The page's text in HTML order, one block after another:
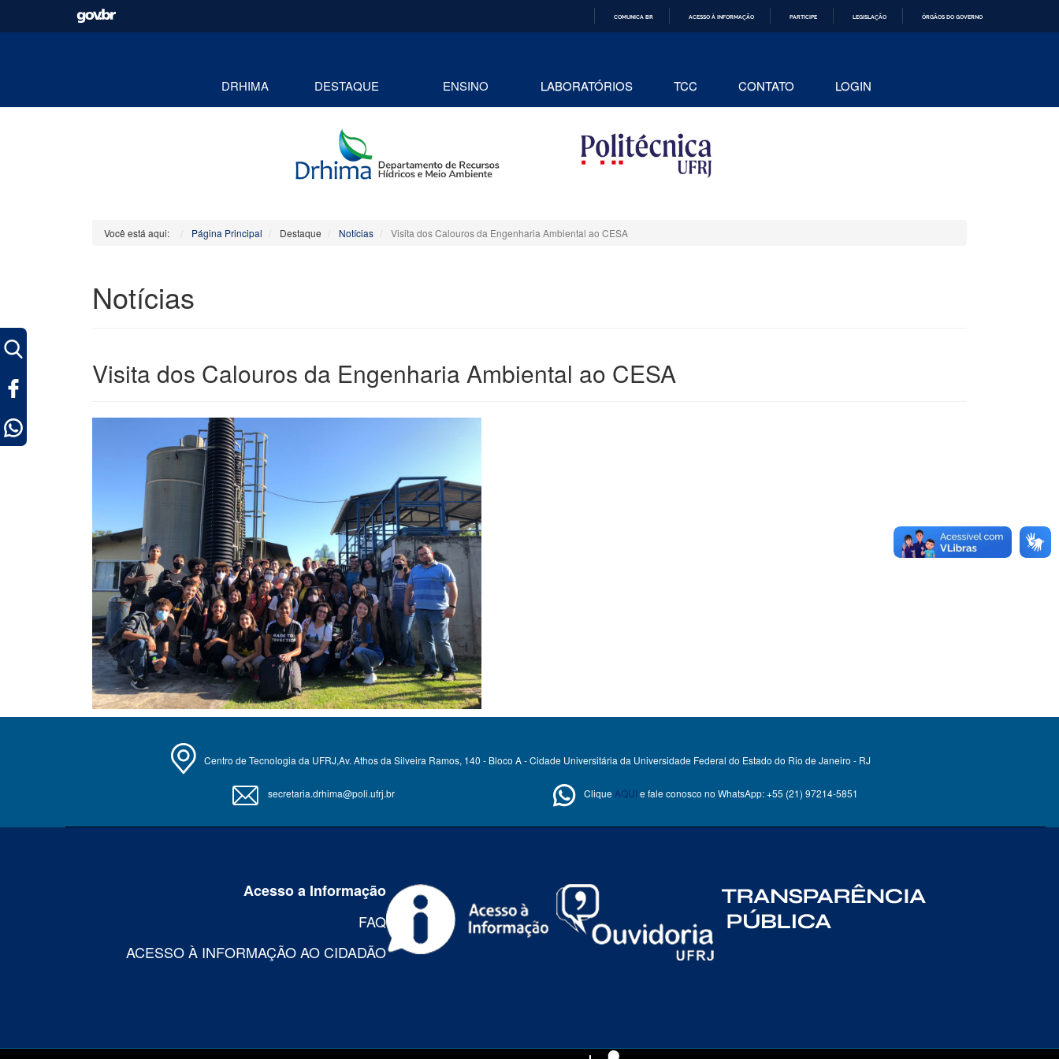
COMUNICA BR ACESSO À INFORMAÇÃO PARTICIPE LEGISLAÇÃO ÓRGÃOS DO GOVERNO
DRHIMA DESTAQUE ENSINO LABORATÓRIOS TCC CONTATO LOGIN
Você está aqui: Página Principal Destaque Notícias Visita dos Calouros da Engenharia Ambiental ao CESA
Notícias
Visita dos Calouros da Engenharia Ambiental ao CESA
Centro de Tecnologia da UFRJ,Av. Athos da Silveira Ramos, 140 - Bloco A - Cidade Universitária da Universidade Federal do Estado do Rio de Janeiro - RJ
secretaria.drhima@poli.ufrj.br Clique AQUI e fale conosco no WhatsApp: +55 (21) 97214-5851
Acesso a Informação
FAQ
ACESSO À INFORMAÇÃO AO CIDADÃO